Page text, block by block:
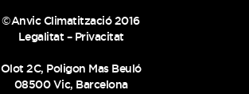
©Anvic Climatització 2016
Legalitat– Privacitat
Olot 2C, Poligon Mas Beuló
08500 Vic, Barcelona